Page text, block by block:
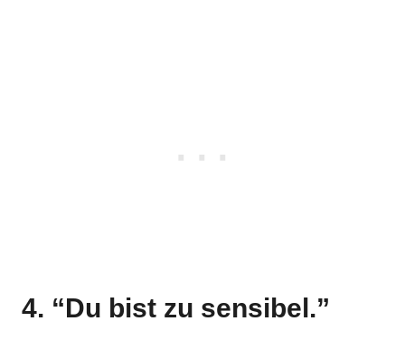
4. “Du bist zu sensibel.”